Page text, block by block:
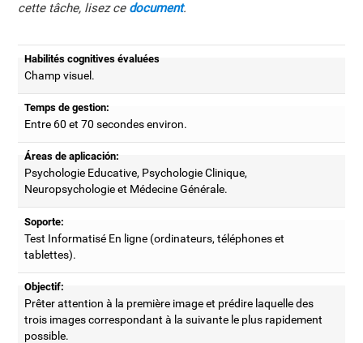
cette tâche, lisez ce document.
Habilités cognitives évaluées
Champ visuel.
Temps de gestion:
Entre 60 et 70 secondes environ.
Áreas de aplicación:
Psychologie Educative, Psychologie Clinique,
Neuropsychologie et Médecine Générale.
Soporte:
Test Informatisé En ligne (ordinateurs, téléphones et
tablettes).
Objectif:
Prêter attention à la première image et prédire laquelle des
trois images correspondant à la suivante le plus rapidement
possible.